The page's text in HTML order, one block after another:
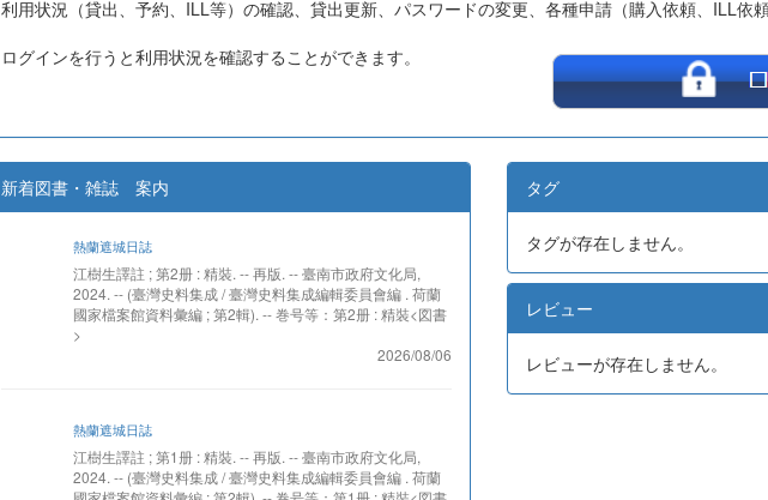
利用状況（貸出、予約、ILL等）の確認、貸出更新、パスワードの変更、各種申請（購入依頼、ILL依頼
ログインを行うと利用状況を確認することができます。
新着図書・雑誌 案内
熱蘭遮城日誌
江樹生譯註 ; 第2册 : 精裝. -- 再版. -- 臺南市政府文化局,
2024. -- (臺灣史料集成 / 臺灣史料集成編輯委員會編 . 荷蘭
國家檔案館資料彙編 ; 第2輯). -- 巻号等：第2册 : 精裝<図書
>
2026/08/06
熱蘭遮城日誌
江樹生譯註 ; 第1册 : 精裝. -- 再版. -- 臺南市政府文化局,
2024. -- (臺灣史料集成 / 臺灣史料集成編輯委員會編 . 荷蘭
タグ
タグが存在しません。
レビュー
レビューが存在しません。